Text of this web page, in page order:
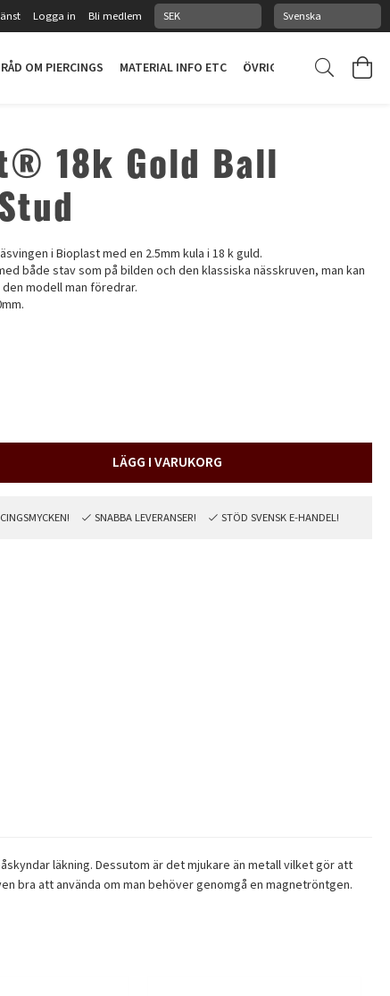
Logga in Bli medlem
OM PIERCINGS MATERIAL INFO ETC ÖVRIGT
18k Gold Ball
i Bioplast med en 2.5mm kula i 18 k guld.
både stav som på bilden och den klassiska nässkruven, man kan
modell man föredrar.
LÄGG I VARUKORG
SNABBA LEVERANSER! STÖD SVENSK E-HANDEL!
läkning. Dessutom är det mjukare än metall vilket gör att
bra att använda om man behöver genomgå en magnetröntgen.